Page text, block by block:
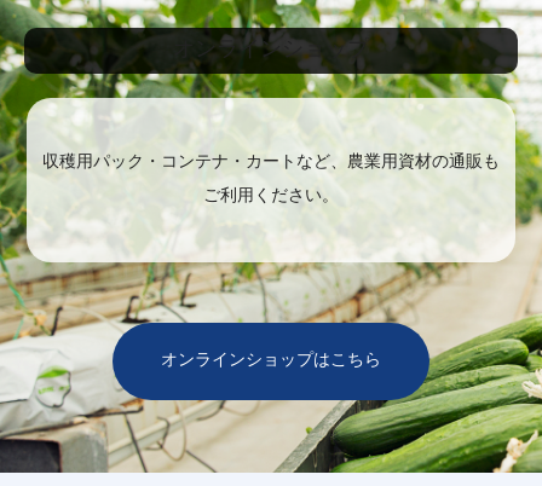
オンラインショップ
収穫用パック・コンテナ・カートなど、農業用資材の通販も
ご利用ください。
オンラインショップはこちら